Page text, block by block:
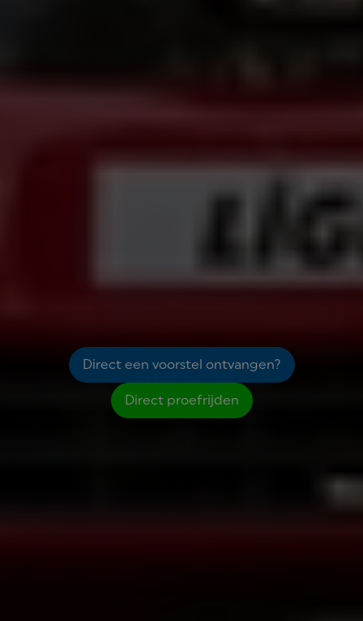
Direct een voorstel ontvangen?
Direct proefrijden